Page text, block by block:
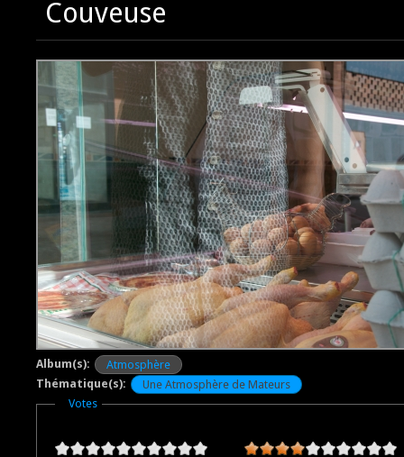
Couveuse
Album(s):
Atmosphère
Thématique(s):
Une Atmosphère de Mateurs
Masquer
Votes